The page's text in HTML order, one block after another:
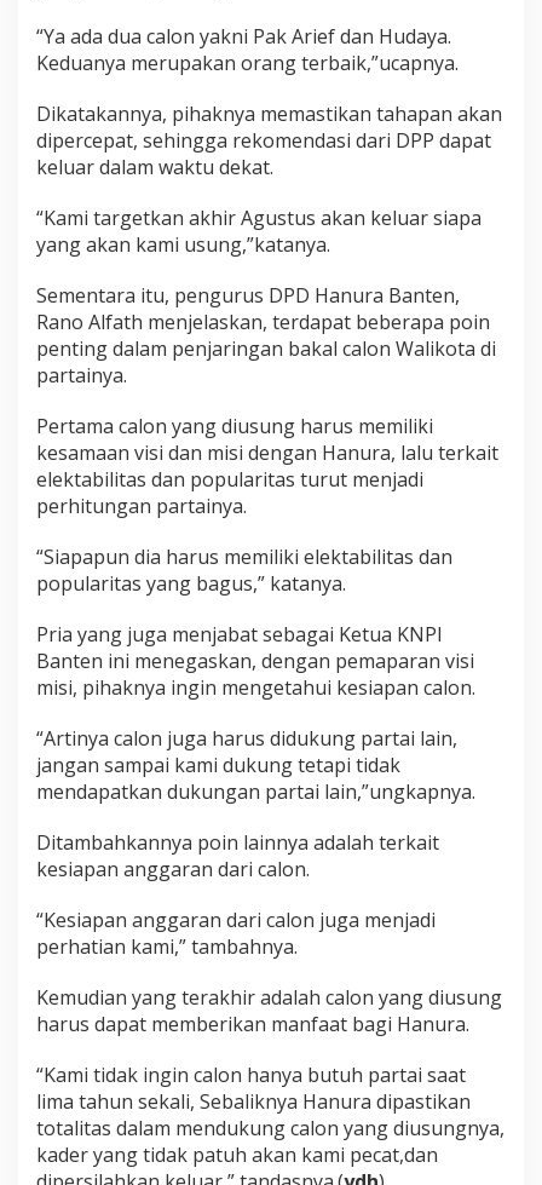
“Ya ada dua calon yakni Pak Arief dan Hudaya.
Keduanya merupakan orang terbaik,”ucapnya.
Dikatakannya, pihaknya memastikan tahapan akan
dipercepat, sehingga rekomendasi dari DPP dapat
keluar dalam waktu dekat.
“Kami targetkan akhir Agustus akan keluar siapa
yang akan kami usung,”katanya.
Sementara itu, pengurus DPD Hanura Banten,
Rano Alfath menjelaskan, terdapat beberapa poin
penting dalam penjaringan bakal calon Walikota di
partainya.
Pertama calon yang diusung harus memiliki
kesamaan visi dan misi dengan Hanura, lalu terkait
elektabilitas dan popularitas turut menjadi
perhitungan partainya.
“Siapapun dia harus memiliki elektabilitas dan
popularitas yang bagus,” katanya.
Pria yang juga menjabat sebagai Ketua KNPI
Banten ini menegaskan, dengan pemaparan visi
misi, pihaknya ingin mengetahui kesiapan calon.
“Artinya calon juga harus didukung partai lain,
jangan sampai kami dukung tetapi tidak
mendapatkan dukungan partai lain,”ungkapnya.
Ditambahkannya poin lainnya adalah terkait
kesiapan anggaran dari calon.
“Kesiapan anggaran dari calon juga menjadi
perhatian kami,” tambahnya.
Kemudian yang terakhir adalah calon yang diusung
harus dapat memberikan manfaat bagi Hanura.
“Kami tidak ingin calon hanya butuh partai saat
lima tahun sekali, Sebaliknya Hanura dipastikan
totalitas dalam mendukung calon yang diusungnya,
kader yang tidak patuh akan kami pecat,dan